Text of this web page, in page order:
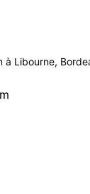
Libourne,